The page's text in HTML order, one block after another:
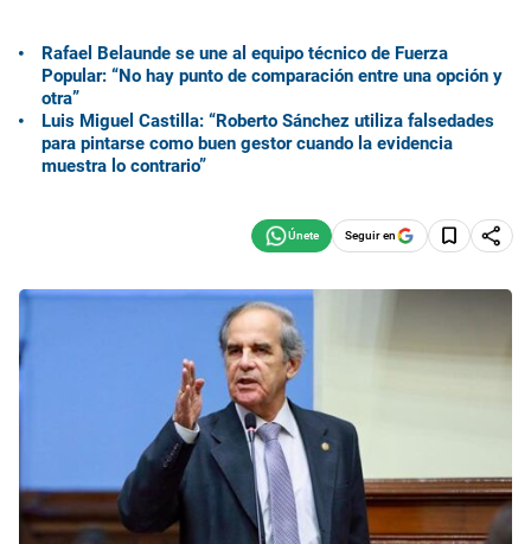
Rafael Belaunde se une al equipo técnico de Fuerza
Popular: “No hay punto de comparación entre una opción y
otra”
Luis Miguel Castilla: “Roberto Sánchez utiliza falsedades
para pintarse como buen gestor cuando la evidencia
muestra lo contrario”
Seguir en